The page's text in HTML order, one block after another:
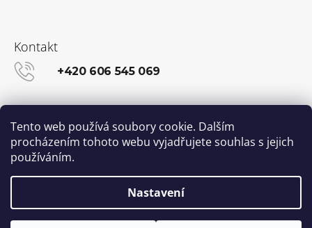
Tento web používá soubory cookie. Dalším
procházením tohoto webu vyjadřujete souhlas s jejich
používáním.
Nastavení
Kontakt
+420 606 545 069